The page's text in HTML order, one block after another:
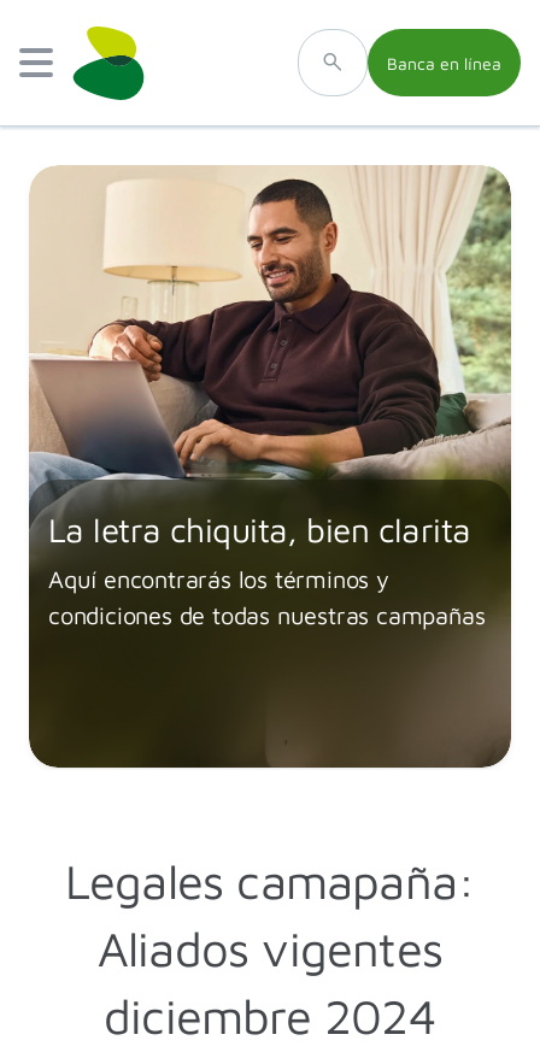
Banca en línea
La letra chiquita, bien clarita
Aquí encontrarás los términos y
condiciones de todas nuestras campañas
Legales camapaña:
Aliados vigentes
diciembre 2024